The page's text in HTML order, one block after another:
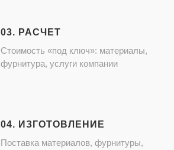
03. РАСЧЕТ
Стоимость «под ключ»: материалы,
фурнитура, услуги компании
04. ИЗГОТОВЛЕНИЕ
Поставка материалов, фурнитуры,